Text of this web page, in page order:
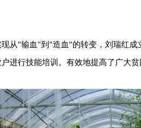
从"输血"到"造血"的转变，刘瑞红
进行技能培训。有效地提高了广大贫